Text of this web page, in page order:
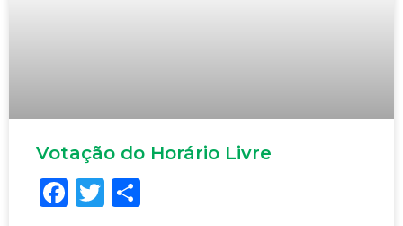
Votação do Horário Livre
Facebook
Twitter